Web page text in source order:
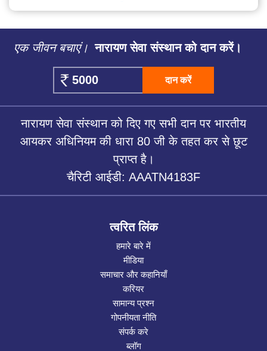
एक जीवन बचाएं। नारायण सेवा संस्थान को दान करें।
दान करें
नारायण सेवा संस्थान को दिए गए सभी दान पर भारतीय
आयकर अधिनियम की धारा 80 जी के तहत कर से छूट
प्राप्त है।
चैरिटी आईडी: AAATN4183F
त्वरित लिंक
हमारे बारे में
मीडिया
समाचार और कहानियाँ
करियर
सामान्य प्रश्न
गोपनीयता नीति
संपर्क करे
ब्लॉग